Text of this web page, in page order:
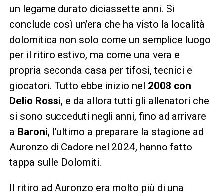
un legame durato diciassette anni. Si
conclude così un’era che ha visto la località
dolomitica non solo come un semplice luogo
per il ritiro estivo, ma come una vera e
propria seconda casa per tifosi, tecnici e
giocatori. Tutto ebbe inizio nel 2008 con
Delio Rossi, e da allora tutti gli allenatori che
si sono succeduti negli anni, fino ad arrivare
a Baroni, l’ultimo a preparare la stagione ad
Auronzo di Cadore nel 2024, hanno fatto
tappa sulle Dolomiti.
Il ritiro ad Auronzo era molto più di una